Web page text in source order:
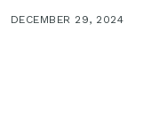
DECEMBER 29, 2024